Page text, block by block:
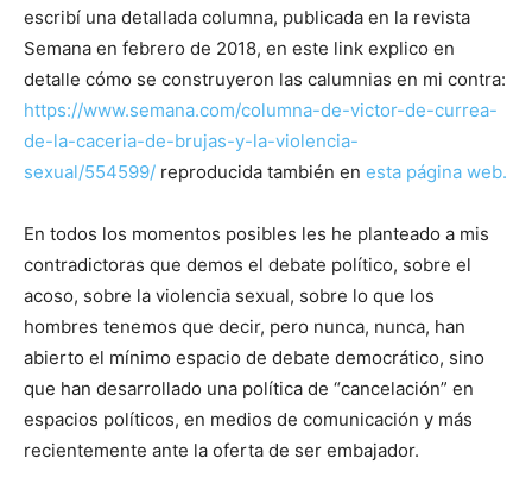
escribí una detallada columna, publicada en la revista
Semana en febrero de 2018, en este link explico en
detalle cómo se construyeron las calumnias en mi contra:
https://www.semana.com/columna-de-victor-de-currea-
de-la-caceria-de-brujas-y-la-violencia-
sexual/554599/ reproducida también en esta página web.
En todos los momentos posibles les he planteado a mis
contradictoras que demos el debate político, sobre el
acoso, sobre la violencia sexual, sobre lo que los
hombres tenemos que decir, pero nunca, nunca, han
abierto el mínimo espacio de debate democrático, sino
que han desarrollado una política de “cancelación” en
espacios políticos, en medios de comunicación y más
recientemente ante la oferta de ser embajador.